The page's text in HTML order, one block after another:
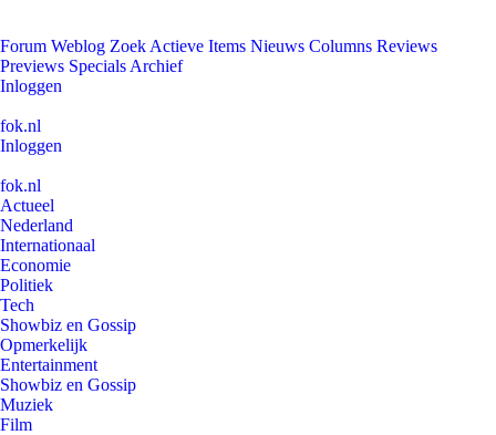
Forum Weblog Zoek Actieve Items Nieuws Columns Reviews
Previews Specials Archief
Inloggen
fok.nl
Inloggen
fok.nl
Actueel
Nederland
Internationaal
Economie
Politiek
Tech
Showbiz en Gossip
Opmerkelijk
Entertainment
Showbiz en Gossip
Muziek
Film